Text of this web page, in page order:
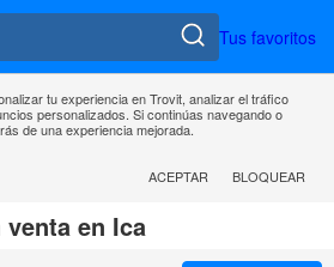
Tus favoritos
tu experiencia en Trovit, analizar el tráfico
personalizados. Si continúas navegando o
de una experiencia mejorada.
ACEPTAR
BLOQUEAR
en Ica